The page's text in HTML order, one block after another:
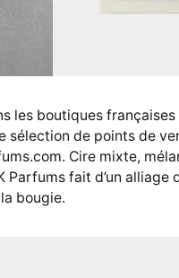
les boutiques
de points de
Cire mixte,
fait d’un alliage
bougie.